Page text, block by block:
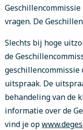
vragen. De
Slechts bij hoge
de
geschillencommissie
uitspraak. De
behandeling van de
informatie over de
vind je op